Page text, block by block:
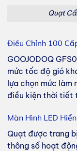
Quạt
Điều Chỉnh 100
GOOJODOQ
mức tốc độ gió
lựa chọn mức làm
điều kiện thời tiết
Màn Hình LED
Quạt được trang
thông số hoạt